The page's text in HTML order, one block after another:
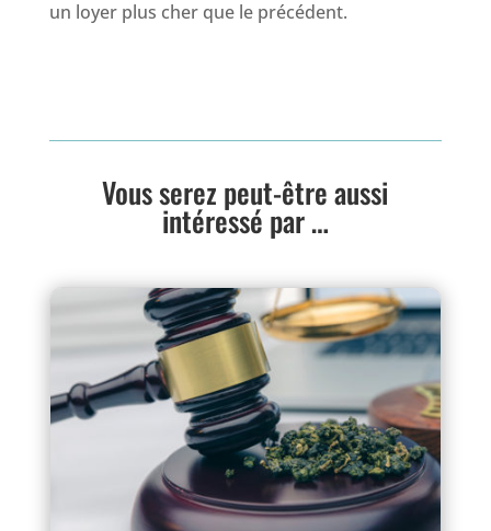
un loyer plus cher que le précédent.
Vous serez peut-être aussi
intéressé par …